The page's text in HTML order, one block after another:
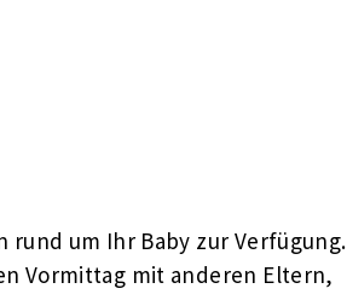
rund um Ihr Baby zur Verfügung.
Vormittag mit anderen Eltern,